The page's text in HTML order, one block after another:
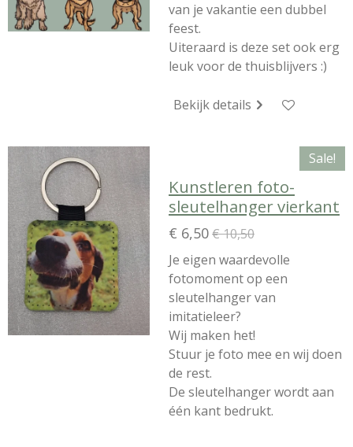
van je vakantie een dubbel
feest.
Uiteraard is deze set ook erg
leuk voor de thuisblijvers :)
Bekijk details
Sale!
Kunstleren foto-
sleutelhanger vierkant
€ 6,50€ 10,50
Je eigen waardevolle
fotomoment op een
sleutelhanger van
imitatieleer?
Wij maken het!
Stuur je foto mee en wij doen
de rest.
De sleutelhanger wordt aan
één kant bedrukt.